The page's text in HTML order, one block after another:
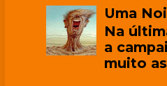
Uma
Na
a
muito